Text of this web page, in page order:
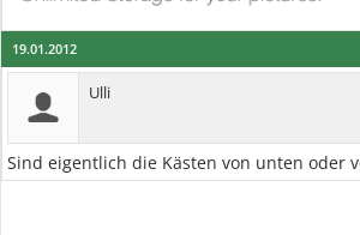
19.01.2012
Ulli
Sind eigentlich die Kästen von unten oder